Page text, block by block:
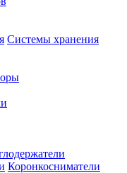
Системы хранения
Коронкосниматели